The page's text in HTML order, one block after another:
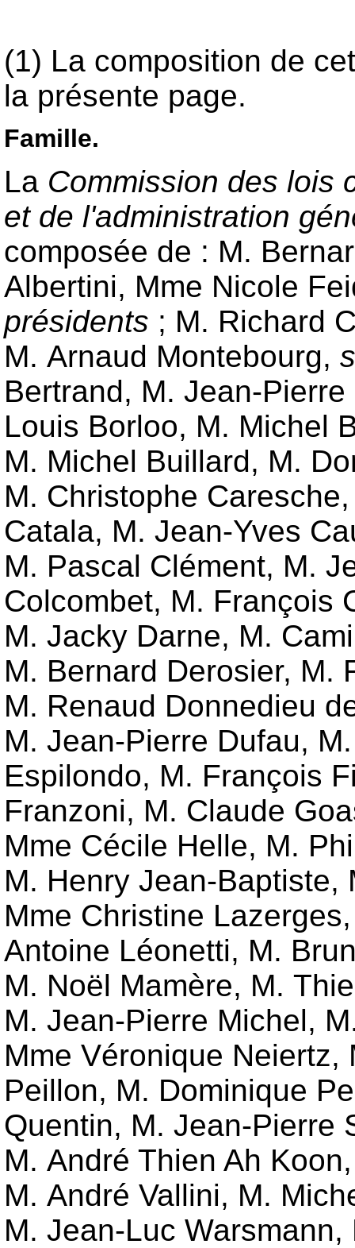
(1) La composition de
la présente page.
Famille.
La Commission des lois
et de l'administration
composée de : M.
Albertini, Mme Nicole
présidents ; M. Richard
M. Arnaud Montebourg,
Bertrand, M. Jean-
Louis Borloo, M. Michel
M. Michel Buillard, M.
M. Christophe
Catala, M. Jean-Yves
M. Pascal Clément, M.
Colcombet, M. François
M. Jacky Darne, M.
M. Bernard Derosier, M.
M. Renaud Donnedieu
M. Jean-Pierre Dufau,
Espilondo, M. François
Franzoni, M. Claude
Mme Cécile Helle, M.
M. Henry Jean-Baptiste,
Mme Christine
Antoine Léonetti, M.
M. Noël Mamère, M.
M. Jean-Pierre Michel,
Mme Véronique
Peillon, M. Dominique
Quentin, M. Jean-Pierre
M. André Thien Ah
M. André Vallini, M.
M. Jean-Luc